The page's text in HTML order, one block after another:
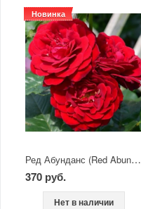
Новинка
Ред Абунданс (Red Abundance)
370 руб.
Нет в наличии